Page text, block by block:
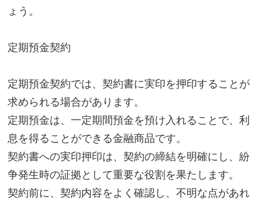
ょう。
定期預金契約
定期預金契約では、契約書に実印を押印することが
求められる場合があります。
定期預金は、一定期間預金を預け入れることで、利
息を得ることができる金融商品です。
契約書への実印押印は、契約の締結を明確にし、紛
争発生時の証拠として重要な役割を果たします。
契約前に、契約内容をよく確認し、不明な点があれ